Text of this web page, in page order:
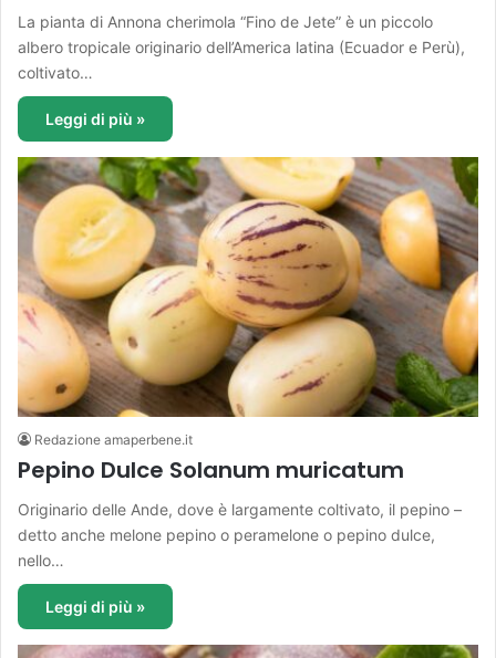
La pianta di Annona cherimola “Fino de Jete” è un piccolo
albero tropicale originario dell’America latina (Ecuador e Perù),
coltivato…
Leggi di più »
Redazione amaperbene.it
Pepino Dulce Solanum muricatum
Originario delle Ande, dove è largamente coltivato, il pepino –
detto anche melone pepino o peramelone o pepino dulce,
nello…
Leggi di più »